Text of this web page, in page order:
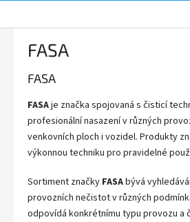
FASA
FASA
FASAje značka spojovaná s čisticí
profesionální nasazení v různých
venkovních ploch i vozidel. Produkty
výkonnou techniku pro pravidelné
Sortiment značky FASAbývá
provozních nečistot v různých
odpovídá konkrétnímu typu provozu a